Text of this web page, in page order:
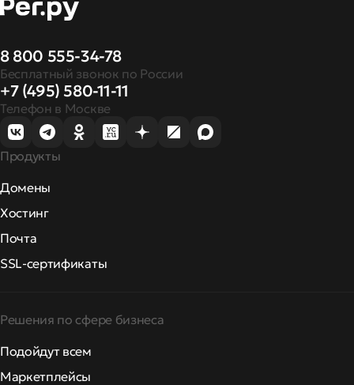
8 800 555-34-78
Бесплатный звонок по России
+7 (495) 580-11-11
Телефон в Москве
Продукты
Домены
Хостинг
Почта
SSL-сертификаты
Решения по сфере бизнеса
Подойдут всем
Маркетплейсы